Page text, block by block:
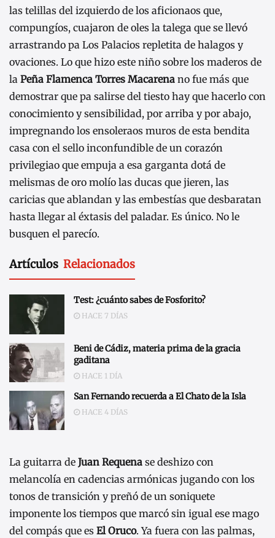
las telillas del izquierdo de los aficionaos que,
compungíos, cuajaron de oles la talega que se llevó
arrastrando pa Los Palacios repletita de halagos y
ovaciones. Lo que hizo este niño sobre los maderos de
la Peña Flamenca Torres Macarena no fue más que
demostrar que pa salirse del tiesto hay que hacerlo con
conocimiento y sensibilidad, por arriba y por abajo,
impregnando los ensoleraos muros de esta bendita
casa con el sello inconfundible de un corazón
privilegiao que empuja a esa garganta dotá de
melismas de oro molío las ducas que jieren, las
caricias que ablandan y las embestías que desbaratan
hasta llegar al éxtasis del paladar. Es único. No le
busquen el parecío.
Artículos Relacionados
Test: ¿cuánto sabes de Fosforito?
HACE 7 DÍAS
Beni de Cádiz, materia prima de la gracia
gaditana
HACE 1 DÍA
San Fernando recuerda a El Chato de la Isla
HACE 4 DÍAS
La guitarra de Juan Requena se deshizo con
melancolía en cadencias armónicas jugando con los
tonos de transición y preñó de un soniquete
imponente los tiempos que marcó sin igual ese mago
del compás que es El Oruco. Ya fuera con las palmas,